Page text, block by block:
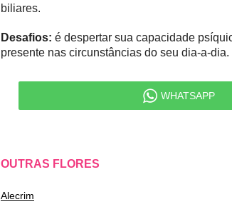
biliares.
Desafios: é despertar sua capacidade
presente nas circunstâncias do seu dia-a-dia.
WHATSAPP
OUTRAS FLORES
Alecrim